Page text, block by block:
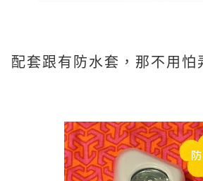
配套跟有防水套，那不用怕